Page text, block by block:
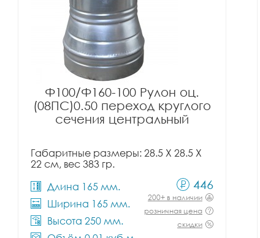
Ф100/Ф160-100 Рулон оц.
(08ПС)0.50 переход круглого
сечения центральный
Габаритные размеры: 28.5 X 28.5 X
22 см, вес 383 гр.
Длина 165 мм.
Ширина 165 мм.
Высота 250 мм.
446
200+ в наличии
розничная цена
скидки